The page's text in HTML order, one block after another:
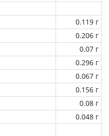
0.119 г
0.206 г
0.07 г
0.296 г
0.067 г
0.156 г
0.08 г
0.048 г